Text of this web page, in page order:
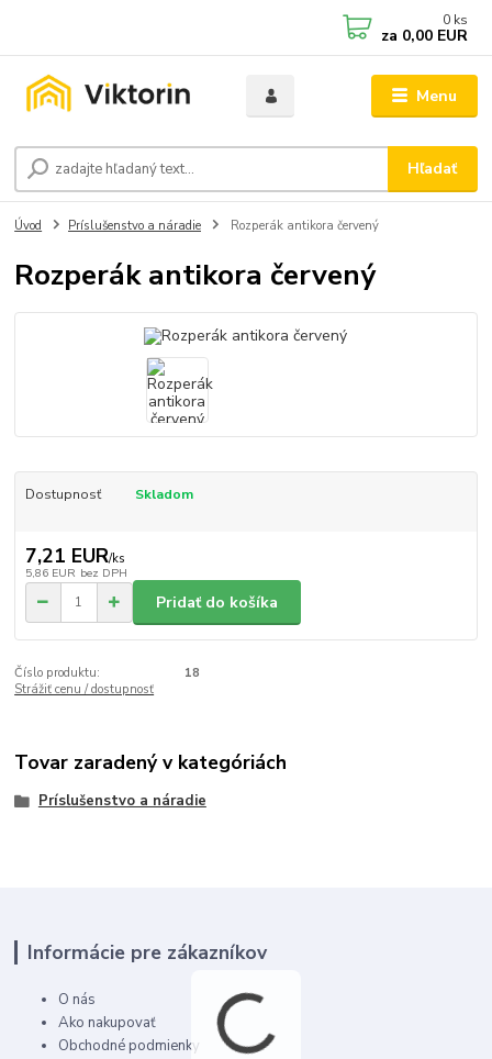
Menu
Hľadať
0 ks
za 0,00 EUR
Úvod Príslušenstvo a náradie Rozperák antikora červený
Rozperák antikora červený
Dostupnosť Skladom
7,21 EUR/ks
5,86 EUR bez DPH
Pridať do košíka
Číslo produktu:
18
Strážiť cenu / dostupnosť
Tovar zaradený v kategóriách
Príslušenstvo a náradie
Informácie pre zákazníkov
O nás
Ako nakupovať
Obchodné podmienky